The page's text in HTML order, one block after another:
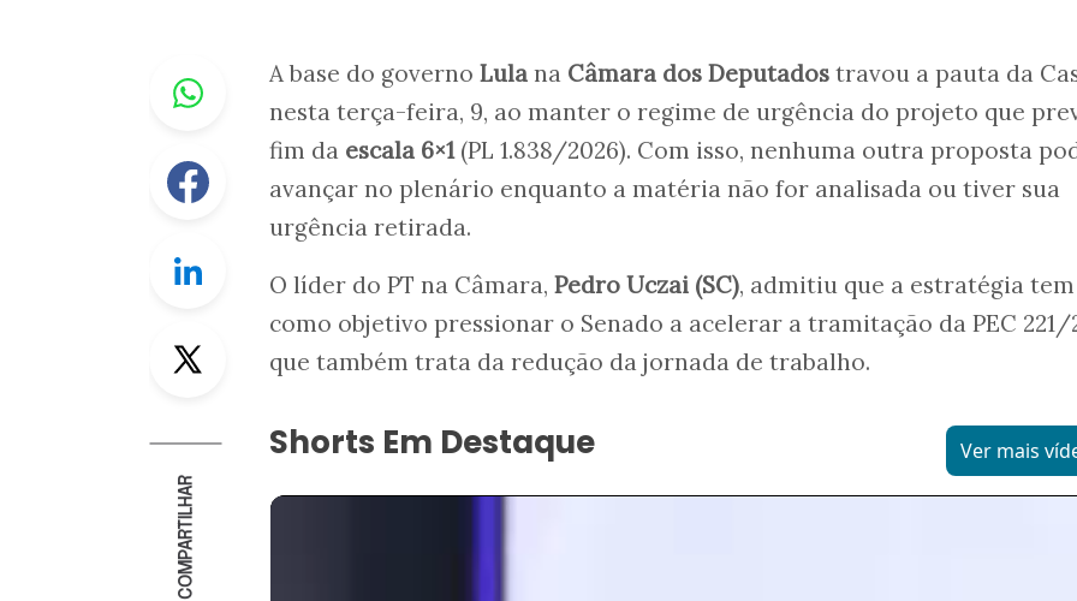
Whastapp
Facebook
Linkedin
Twitter
COMPARTILHAR
A base do governo Lula na Câmara dos Deputados travou a pauta da
nesta terça-feira, 9, ao manter o regime de urgência do projeto que
fim da escala 6×1(PL 1.838/2026). Com isso, nenhuma outra proposta
avançar no plenário enquanto a matéria não for analisada ou tiver sua
urgência retirada.
O líder do PT na Câmara, Pedro Uczai (SC), admitiu que a estratégia tem
como objetivo pressionar o Senado a acelerar a tramitação da PEC 221/
que também trata da redução da jornada de trabalho.
Shorts Em Destaque Ver mais